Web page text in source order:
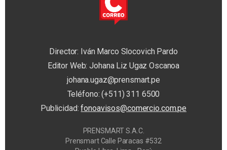
Director: Iván Marco Slocovich Pardo
Editor Web: Johana Liz Ugaz Oscanoa
johana.ugaz@prensmart.pe
Teléfono: (+511) 311 6500
Publicidad:fonoavisos@comercio.com.pe
PRENSMART S.A.C.
Prensmart Calle Paracas #532